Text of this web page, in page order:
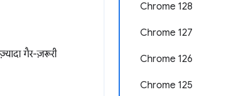
Chrome 128
Chrome 127
Chrome 126
Chrome 125
गैर-ज़रूरी